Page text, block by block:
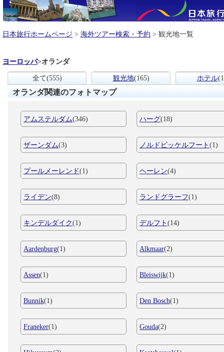
日本旅行ホームページ > 海外ツアー検索・予約 > 観光地一覧
ヨーロッパ>オランダ
全て(555) 観光地(165) ホテル
オランダ関連のフォトマップ
アムステルダム(346) ハーグ(18)
ザーンダム(3) ノルドビッケルフート(1)
プールメーレンド(1) ヘーレン(4)
ライデン(8) ランドグラーフ(1)
キンデルダイク(1) デルフト(14)
Aardenburg(1) Alkmaar(2)
Assen(1) Bleiswijk(1)
Bunnik(1) Den Bosch(1)
Franeker(1) Gouda(2)